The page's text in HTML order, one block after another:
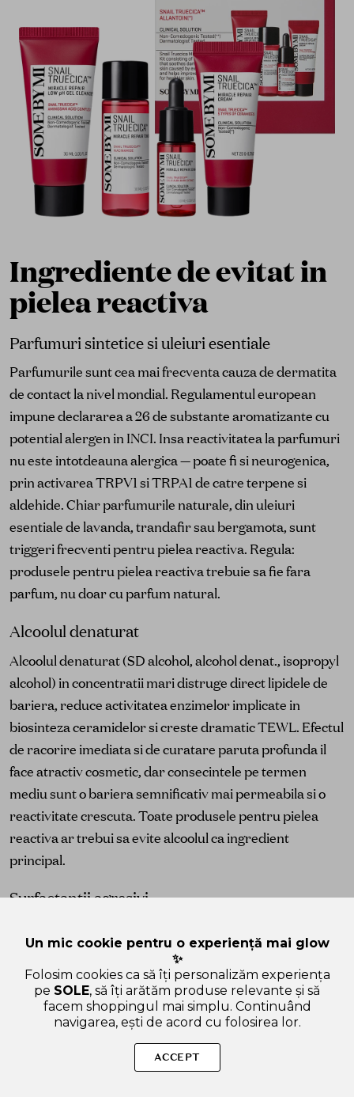
Ingrediente de evitat in
pielea reactiva
Parfumuri sintetice si uleiuri esentiale
Parfumurile sunt cea mai frecventa cauza de dermatita
de contact la nivel mondial. Regulamentul european
impune declararea a 26 de substante aromatizante cu
potential alergen in INCI. Insa reactivitatea la parfumuri
nu este intotdeauna alergica — poate fi si neurogenica,
prin activarea TRPV1 si TRPA1 de catre terpene si
aldehide. Chiar parfumurile naturale, din uleiuri
esentiale de lavanda, trandafir sau bergamota, sunt
triggeri frecventi pentru pielea reactiva. Regula:
produsele pentru pielea reactiva trebuie sa fie fara
parfum, nu doar cu parfum natural.
Alcoolul denaturat
Alcoolul denaturat (SD alcohol, alcohol denat., isopropyl
alcohol) in concentratii mari distruge direct lipidele de
bariera, reduce activitatea enzimelor implicate in
biosinteza ceramidelor si creste dramatic TEWL. Efectul
de racorire imediata si de curatare paruta profunda il
face atractiv cosmetic, dar consecintele pe termen
mediu sunt o bariera semnificativ mai permeabila si o
reactivitate crescuta. Toate produsele pentru pielea
reactiva ar trebui sa evite alcoolul ca ingredient
principal.
Surfactantii agresivi
(SLES) sunt surfactanti puternici care solubilizeaza nu
doar murdaria si sebumul, ci si lipidele de bariera. Studii
cu masuratori de TEWL confirma cresterea
permeabilitatii barierei dupa utilizare repetata cu
coco-glucozide, decyl glucoside, sodium
Un mic cookie pentru o experiență mai glow
✨
Folosim cookies ca să îți personalizăm experiența
pe SOLE, să îți arătăm produse relevante și să
facem shoppingul mai simplu. Continuând
navigarea, ești de acord cu folosirea lor.
ACCEPT